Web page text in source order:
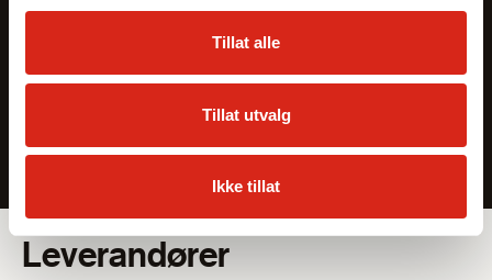
Tillat alle
Tillat utvalg
Ikke tillat
Sortiment
Leverandører